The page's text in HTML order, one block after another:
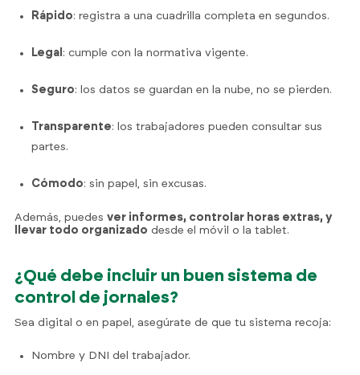
Rápido: registra a una cuadrilla completa en segundos.
Legal : cumple con la normativa vigente.
Seguro: los datos se guardan en la nube, no se pierden.
Transparente: los trabajadores pueden consultar sus
partes.
Cómodo: sin papel, sin excusas.
Además, puedes ver informes, controlar horas extras, y
llevar todo organizado desde el móvil o la tablet.
¿Qué debe incluir un buen sistema de
control de jornales?
Sea digital o en papel, asegúrate de que tu sistema recoja:
Nombre y DNI del trabajador.